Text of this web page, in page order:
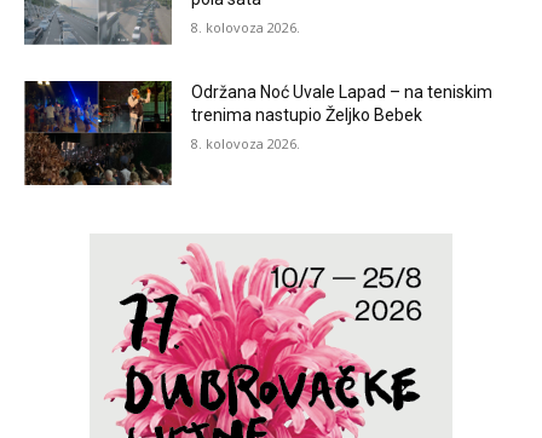
8. kolovoza 2026.
Održana Noć Uvale Lapad – na teniskim
trenima nastupio Željko Bebek
8. kolovoza 2026.